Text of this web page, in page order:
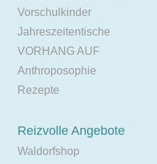
Vorschulkinder
Jahreszeitentische
VORHANG AUF
Anthroposophie
Rezepte
Reizvolle Angebote
Waldorfshop